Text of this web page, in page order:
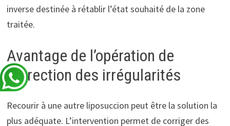
inverse destinée à rétablir l’état souhaité de la zone
traitée.
Avantage de l’opération de
correction des irrégularités
Recourir à une autre liposuccion peut être la solution la
plus adéquate. L’intervention permet de corriger des